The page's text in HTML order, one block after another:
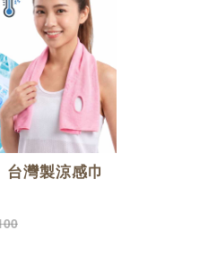
台灣製涼感巾